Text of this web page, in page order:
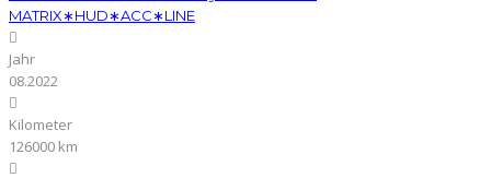
MATRIX∗HUD∗ACC∗LINE
Jahr
08.2022
Kilometer
126000 km